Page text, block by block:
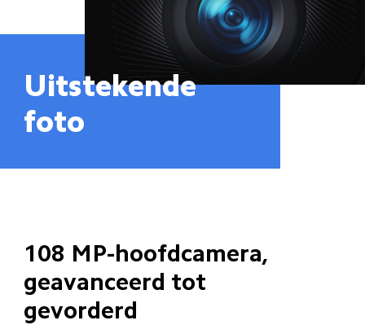
Uitstekende
foto
108 MP-hoofdcamera,
geavanceerd tot
gevorderd